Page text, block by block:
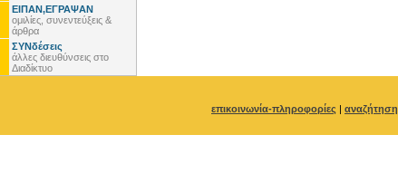
ΕΙΠΑΝ,ΕΓΡΑΨΑΝ
ομιλίες, συνεντεύξεις &
άρθρα
ΣΥΝδέσεις
άλλες διευθύνσεις στο
Διαδίκτυο
επικοινωνία-πληροφορίες | αναζήτηση